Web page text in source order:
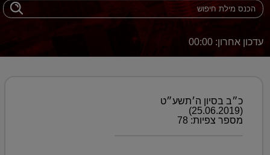
עדכון אחרון: 00:00
כ״ב בסיון ה׳תשע״ט
(25.06.2019)
מספר צפיות: 78